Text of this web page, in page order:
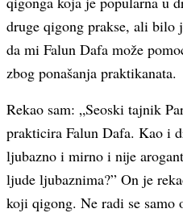
druge qigong prakse, ali bilo
da mi Falun Dafa može
zbog ponašanja praktikanata.
Rekao sam: „Seoski tajnik
prakticira Falun Dafa. Kao i
ljubazno i mirno i nije
ljude ljubaznima?” On je
koji qigong. Ne radi se samo